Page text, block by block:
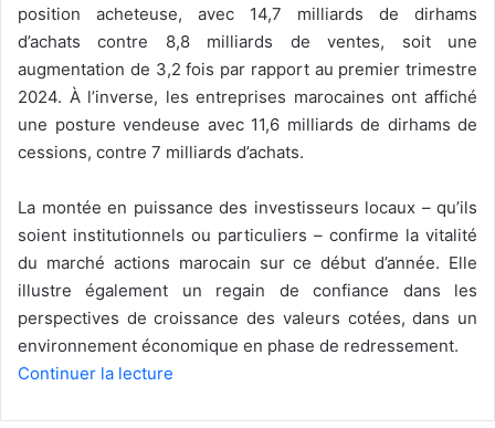
position acheteuse, avec 14,7 milliards de dirhams
d’achats contre 8,8 milliards de ventes, soit une
augmentation de 3,2 fois par rapport au premier trimestre
2024. À l’inverse, les entreprises marocaines ont affiché
une posture vendeuse avec 11,6 milliards de dirhams de
cessions, contre 7 milliards d’achats.
La montée en puissance des investisseurs locaux – qu’ils
soient institutionnels ou particuliers – confirme la vitalité
du marché actions marocain sur ce début d’année. Elle
illustre également un regain de confiance dans les
perspectives de croissance des valeurs cotées, dans un
environnement économique en phase de redressement.
Continuer la lecture